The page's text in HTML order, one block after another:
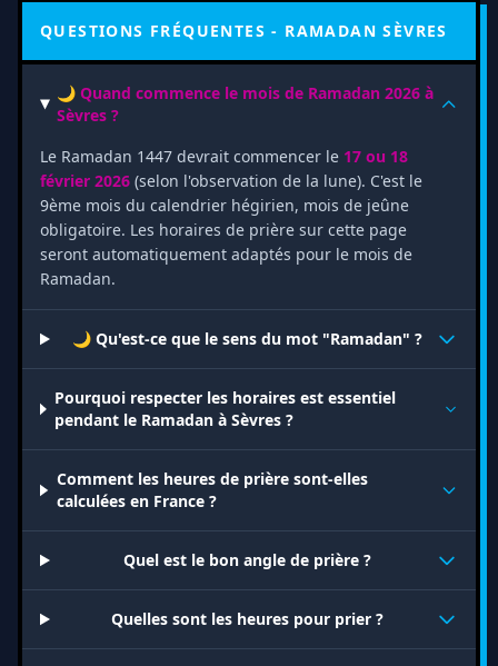
QUESTIONS FRÉQUENTES - RAMADAN SÈVRES
🌙 Quand commence le mois de Ramadan 2026 à
Sèvres ?
Le Ramadan 1447 devrait commencer le 17 ou 18
février 2026 (selon l'observation de la lune). C'est le
9ème mois du calendrier hégirien, mois de jeûne
obligatoire. Les horaires de prière sur cette page
seront automatiquement adaptés pour le mois de
Ramadan.
🌙 Qu'est-ce que le sens du mot "Ramadan" ?
Pourquoi respecter les horaires est essentiel
pendant le Ramadan à Sèvres ?
Comment les heures de prière sont-elles
calculées en France ?
Quel est le bon angle de prière ?
Quelles sont les heures pour prier ?